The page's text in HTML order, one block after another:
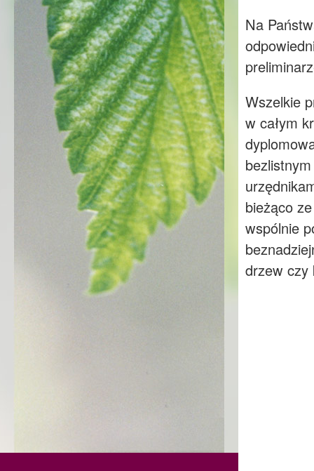
Na
Wszelkie
w całym
bieżąco
wspólnie
drzew czy